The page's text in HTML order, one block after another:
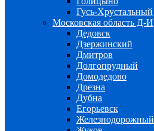
Гусь-Хрустальный
Московская область Д-И
Дедовск
Дзержинский
Дмитров
Долгопрудный
Домодедово
Дрезна
Дубна
Егорьевск
Железнодорожный